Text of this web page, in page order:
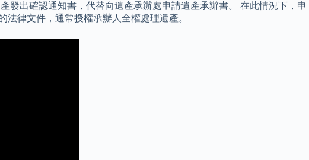
發出確認通知書，代替向遺產承辦處申請遺產承辦書。 在此情況下，申
律文件，通常授權承辦人全權處理遺產。